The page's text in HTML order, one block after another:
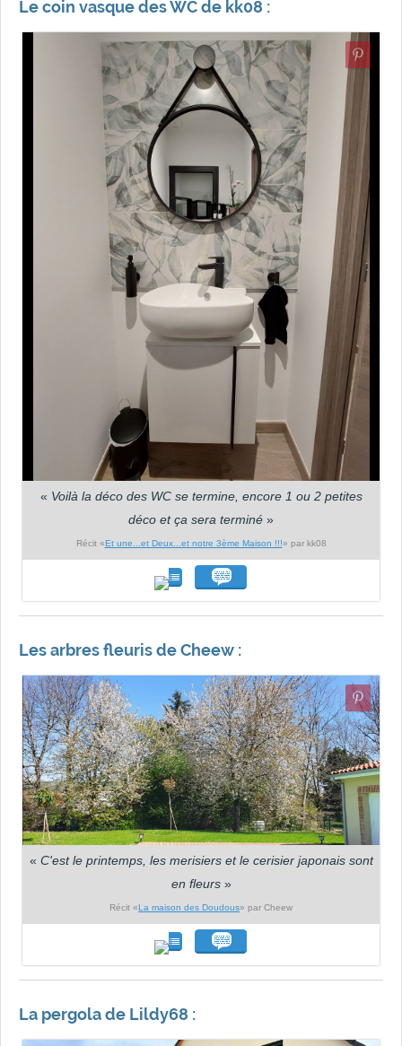
Le coin vasque des WC de kk08 :
« Voilà la déco des WC se termine, encore 1 ou 2 petites
déco et ça sera terminé »
Récit «Et une...et Deux...et notre 3ème Maison !!!» par kk08
Les arbres fleuris de Cheew :
« C'est le printemps, les merisiers et le cerisier japonais sont
en fleurs»
Récit «La maison des Doudous» par Cheew
La pergola de Lildy68 :